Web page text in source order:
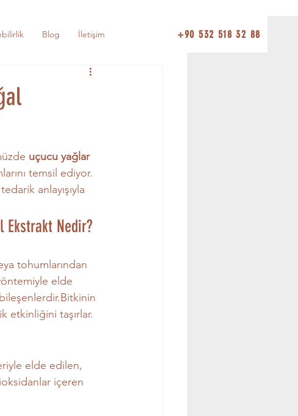
+90 532 518 32 88
Blog İletişim
uçucu yağlar
temsil ediyor.
anlayışıyla
Ekstrakt Nedir?
tohumlarından
elde
etkinliğini taşırlar.
elde edilen,
içeren